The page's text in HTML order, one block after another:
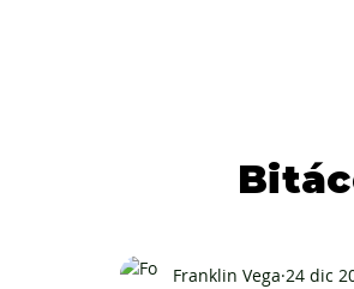
Franklin Vega 24 dic